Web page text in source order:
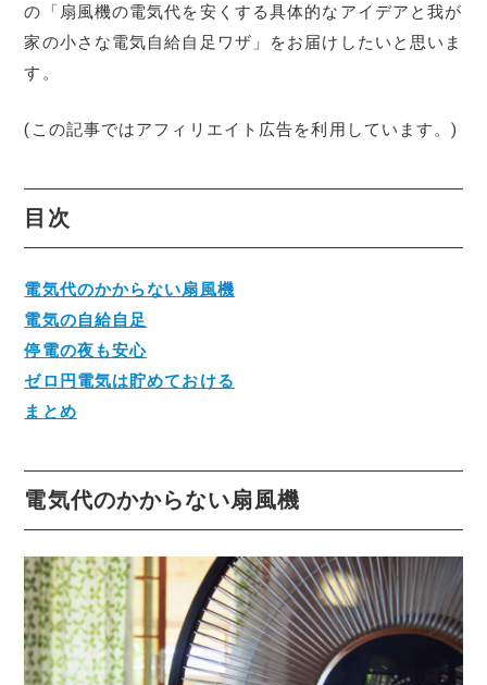
の「扇風機の電気代を安くする具体的なアイデアと我が
家の小さな電気自給自足ワザ」をお届けしたいと思いま
す。
(この記事ではアフィリエイト広告を利用しています。)
目次
電気代のかからない扇風機
電気の自給自足
停電の夜も安心
ゼロ円電気は貯めておける
まとめ
電気代のかからない扇風機